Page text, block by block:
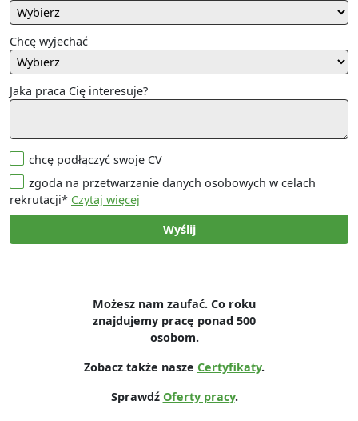
Chcę wyjechać
Jaka praca Cię interesuje?
chcę podłączyć swoje CV
zgoda na przetwarzanie danych osobowych w celach
rekrutacji* Czytaj więcej
Wyślij
Możesz nam zaufać. Co roku
znajdujemy pracę ponad 500
osobom.
Zobacz także nasze Certyfikaty.
Sprawdź Oferty pracy.